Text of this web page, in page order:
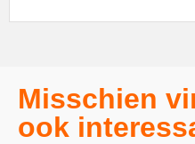
Misschien
ook